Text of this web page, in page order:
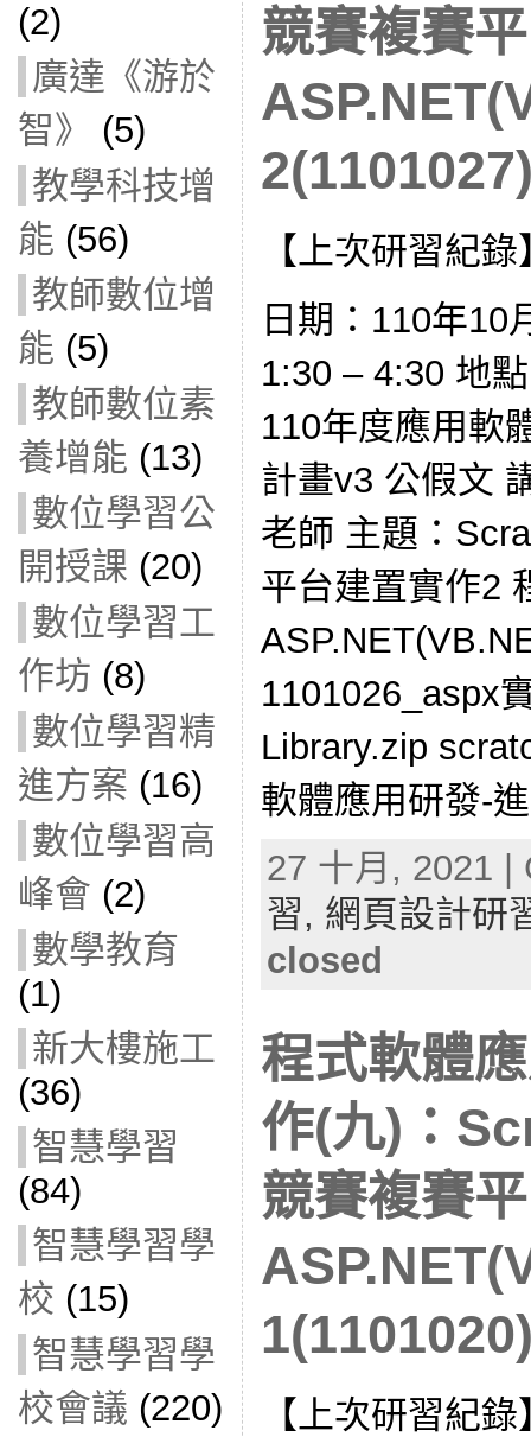
(2)
廣達《游於
智》
(5)
教學科技增
能 (56)
教師數位增
能 (5)
教師數位素
養增能 (13)
數位學習公
開授課 (20)
數位學習工
作坊 (8)
數位學習精
進方案 (16)
數位學習高
峰會 (2)
數學教育
(1)
新大樓施工
(36)
智慧學習
(84)
智慧學習學
校 (15)
智慧學習學
校會議 (220)
競賽複賽
【上次研習紀錄
日期：110年10
1:30 – 4:30 地
110年度應用軟
計畫v3 公假文
老師 主題：
平台建置實作2
1101026_aspx
Library.zip
軟體應用研發-
27 十月, 2021
習, 網頁設計研
closed
程式軟體
作(九)：
競賽複賽
【上次研習紀錄